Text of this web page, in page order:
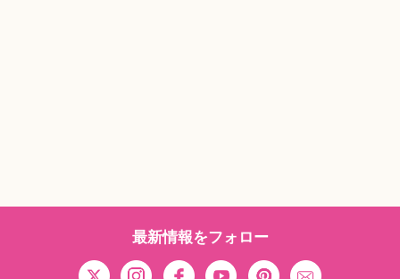
最新情報をフォロー